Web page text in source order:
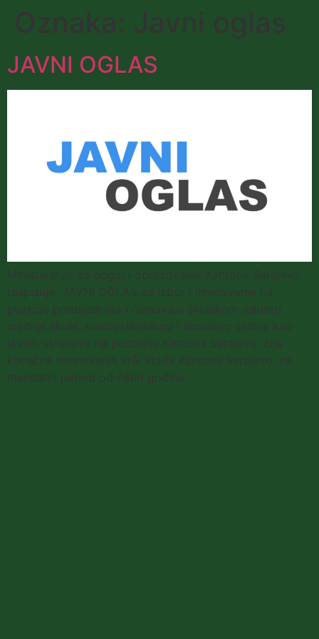
Oznaka: Javni oglas
JAVNI OGLAS
Ministarstvo za odgoj i obrazovanje Kantona Sarajevo
raspisuje JAVNI OGLAS za izbor i imenovanje na
pozicije predsjednika i članova u školskom odboru
srednje škole, srednjoškolskog i školskog centra kao
javnih ustanova na području Kantona Sarajevo, čija
konačna imenovanja vrši Vlada Kantona Sarajevo, na
mandatni period od četiri godine